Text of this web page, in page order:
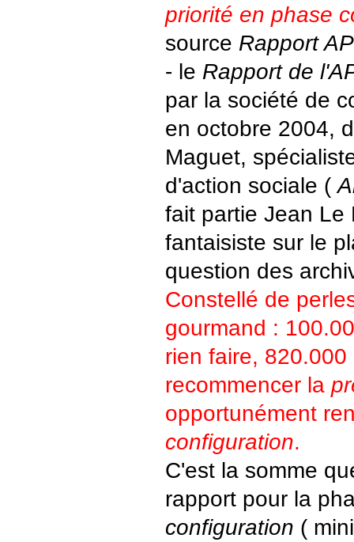
priorité en phase
source Rapport
- le Rapport de
par la société de
en octobre 2004,
Maguet,
d'action sociale (
fait partie Jean Le
fantaisiste sur le
question des
Constellé de
gourmand :
rien faire,
recommencer la
opportunément
configuration.
C'est la somme
rapport pour la
configuration (